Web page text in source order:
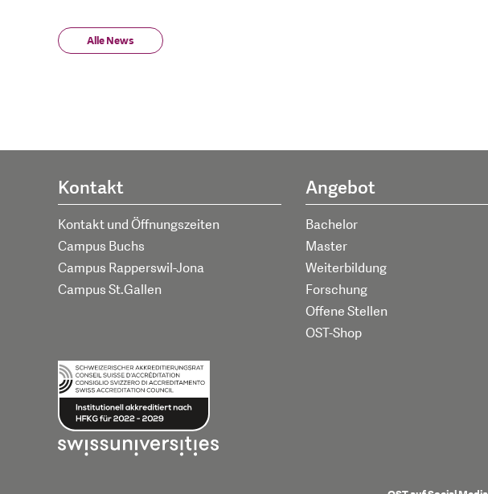
Alle News
Kontakt
Kontakt und Öffnungszeiten
Campus Buchs
Campus Rapperswil-Jona
Campus St.Gallen
Angebot
Bachelor
Master
Weiterbildung
Forschung
Offene Stellen
OST-Shop